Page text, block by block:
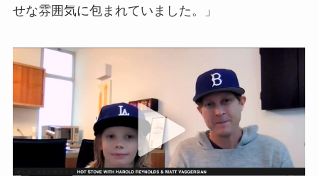
せな雰囲気に包まれていました。」